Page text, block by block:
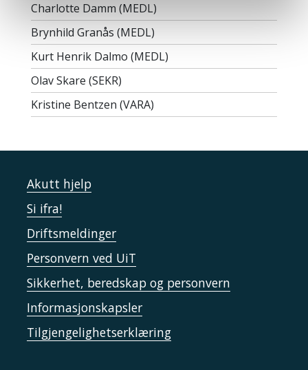
Charlotte Damm (MEDL)
Brynhild Granås (MEDL)
Kurt Henrik Dalmo (MEDL)
Olav Skare (SEKR)
Kristine Bentzen (VARA)
Akutt hjelp
Si ifra!
Driftsmeldinger
Personvern ved UiT
Sikkerhet, beredskap og personvern
Informasjonskapsler
Tilgjengelighetserklæring